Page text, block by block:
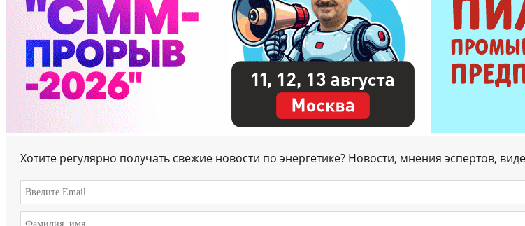
Хотите регулярно получать свежие новости по энергетике? Новости, мнения эспертов,